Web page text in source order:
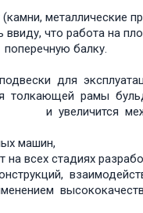
металлические
что работа на
балку.
для
толкающей рамы
увеличится
машин, их
всех стадиях